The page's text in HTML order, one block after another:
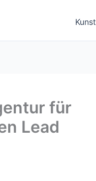
Kunst
für
Lead